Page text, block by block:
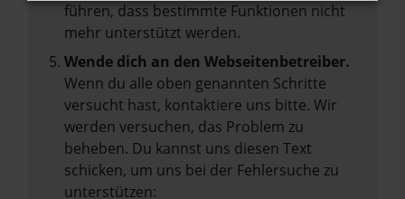
führen, dass bestimmte Funktionen nicht
mehr unterstützt werden.
Wende dich an den Webseitenbetreiber.
Wenn du alle oben genannten Schritte
versucht hast, kontaktiere uns bitte. Wir
werden versuchen, das Problem zu
beheben. Du kannst uns diesen Text
schicken, um uns bei der Fehlersuche zu
unterstützen: